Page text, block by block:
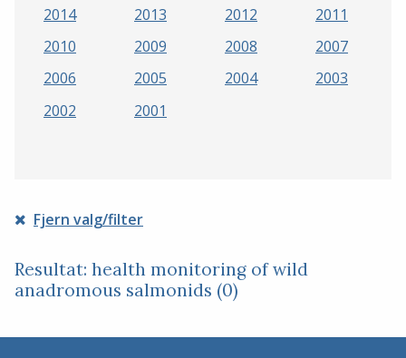
2014
2013 2012
2011
2010
2009 2008
2007
2006
2005 2004
2003
2002
2001
Fjern valg/filter
Resultat: health monitoring of wild
anadromous salmonids (0)